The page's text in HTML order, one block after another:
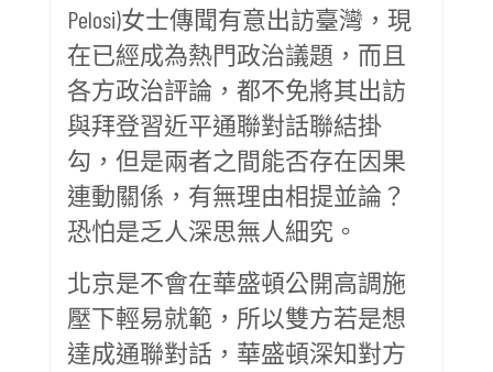
Pelosi)女士傳聞有意出訪臺灣，現
在已經成為熱門政治議題，而且
各方政治評論，都不免將其出訪
與拜登習近平通聯對話聯結掛
勾，但是兩者之間能否存在因果
連動關係，有無理由相提並論？
恐怕是乏人深思無人細究。
北京是不會在華盛頓公開高調施
壓下輕易就範，所以雙方若是想
達成通聯對話，華盛頓深知對方